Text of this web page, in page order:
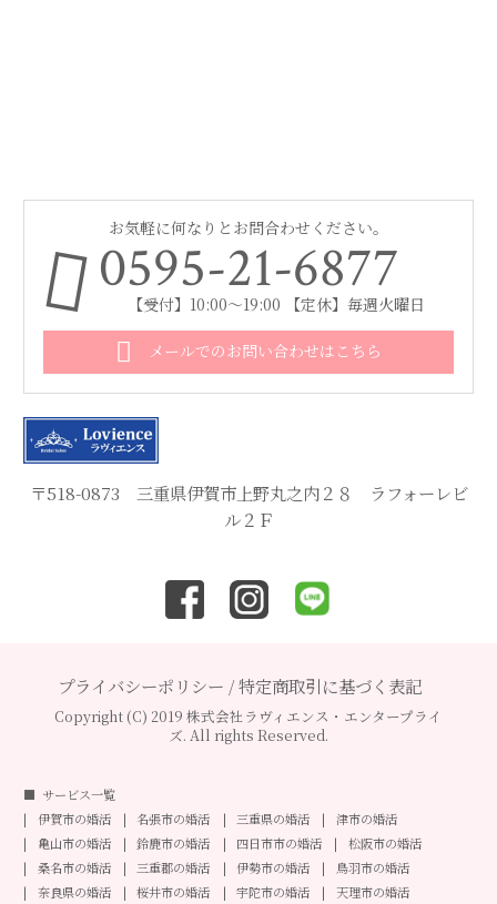
〒518-0873 三重県伊賀市上野丸之内２８ ラフォーレビ
ル２Ｆ
お気軽に何なりとお問合わせください。
0595-21-6877
【受付】10:00～19:00 【定休】毎週火曜日
メールでのお問い合わせはこちら
プライバシーポリシー /特定商取引に基づく表記
Copyright (C) 2019 株式会社ラヴィエンス・エンタープライ
ズ. All rights Reserved.
サービス一覧
伊賀市の婚活
名張市の婚活 三重県の婚活
津市の婚活
亀山市の婚活
鈴鹿市の婚活 四日市市の婚活
松阪市の婚活
桑名市の婚活
三重郡の婚活 伊勢市の婚活
鳥羽市の婚活
奈良県の婚活
桜井市の婚活 宇陀市の婚活 天理市の婚活